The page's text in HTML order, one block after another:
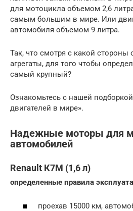
для мотоцикла объемом 2,6
самым большим в мире. Или
автомобиля объемом 9 литра.
Так, что смотря с какой
агрегаты, для того чтобы
самый крупный?
Ознакомьтесь с нашей
двигателей в мире».
Надежные моторы для
автомобилей
Renault К7М (1,6 л)
определенные правила
проехав 15000 км,